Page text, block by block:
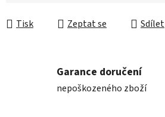
Tisk
Zeptat se Sdílet
Garance doručení
nepoškozeného zboží